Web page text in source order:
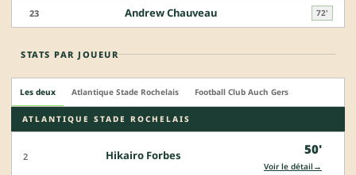
23 Andrew Chauveau 72'
STATS PAR JOUEUR
Les deux Atlantique Stade Rochelais Football Club Auch Gers
ATLANTIQUE STADE ROCHELAIS
2 Hikairo Forbes 50'
Voir le détail →